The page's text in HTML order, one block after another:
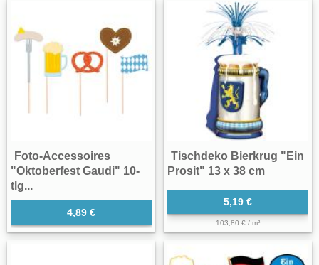
Foto-Accessoires
"Oktoberfest Gaudi" 10-
tlg...
4,89 €
Tischdeko Bierkrug "Ein
Prosit" 13 x 38 cm
5,19 €
103,80 € / m²